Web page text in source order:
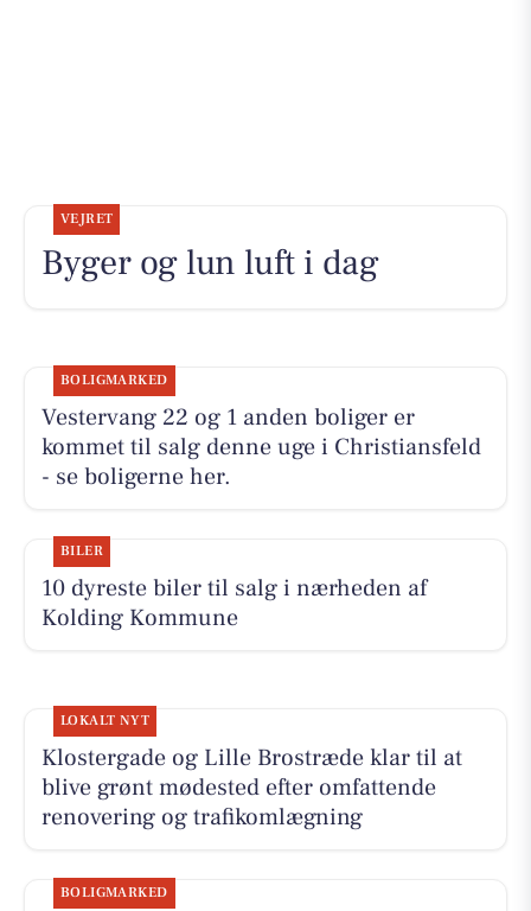
VEJRET
Byger og lun luft i dag
BOLIGMARKED
Vestervang 22 og 1 anden boliger er
kommet til salg denne uge i Christiansfeld
- se boligerne her.
BILER
10 dyreste biler til salg i nærheden af
Kolding Kommune
LOKALT NYT
Klostergade og Lille Brostræde klar til at
blive grønt mødested efter omfattende
renovering og trafikomlægning
BOLIGMARKED